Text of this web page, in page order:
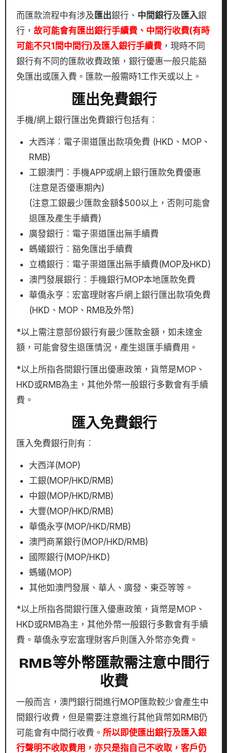
而匯款流程中有涉及 匯出銀行、 中間銀行及 匯入銀
行， 故可能會有匯出銀行手續費、中間行收費(有時
可能不只1間中間行)及匯入銀行手續費，現時不同
銀行有不同的匯款收費政策，銀行優惠一般只能豁
免匯出或匯入費。匯款一般需時1工作天或以上。
匯出免費銀行
手機/網上銀行匯出免費銀行包括有︰
大西洋︰電子渠道匯出款項免費 (HKD、MOP、
RMB)
工銀澳門︰手機APP或網上銀行匯款免費優惠
(注意是否優惠期內)
(注意工銀最少匯款金額$500以上，否則可能會
退匯及產生手續費)
廣發銀行︰電子渠道匯出無手續費
螞蟻銀行︰豁免匯出手續費
立橋銀行︰電子渠道匯出無手續費(MOP及HKD)
澳門發展銀行︰手機銀行MOP本地匯款免費
華僑永亨︰宏富理財客戶網上銀行匯出款項免費
(HKD、MOP、RMB及外幣)
*以上需注意部份銀行有最少匯款金額，如未達金
額，可能會發生退匯情況，產生退匯手續費用。
*以上所指各間銀行匯出優惠政策，貨幣是MOP、
HKD或RMB為主，其他外幣一般銀行多數會有手續
費。
匯入免費銀行
匯入免費銀行則有︰
大西洋(MOP)
工銀(MOP/HKD/RMB)
中銀(MOP/HKD/RMB)
大豐(MOP/HKD/RMB)
華僑永亨(MOP/HKD/RMB)
澳門商業銀行(MOP/HKD/RMB)
國際銀行(MOP/HKD)
螞蟻(MOP)
其他如澳門發展、華人、廣發、東亞等等。
*以上所指各間銀行匯入優惠政策，貨幣是MOP、
HKD或RMB為主，其他外幣一般銀行多數會有手續
費。華僑永亨宏富理財客戶則匯入外幣亦免費。
RMB等外幣匯款需注意中間行
收費
一般而言，澳門銀行間進行MOP匯款較少會產生中
間銀行收費，但是需要注意進行其他貨幣如RMB仍
可能會有中間行收費。 所以即使匯出銀行及匯入銀
行聲明不收取費用，亦只是指自己不收取，客戶仍